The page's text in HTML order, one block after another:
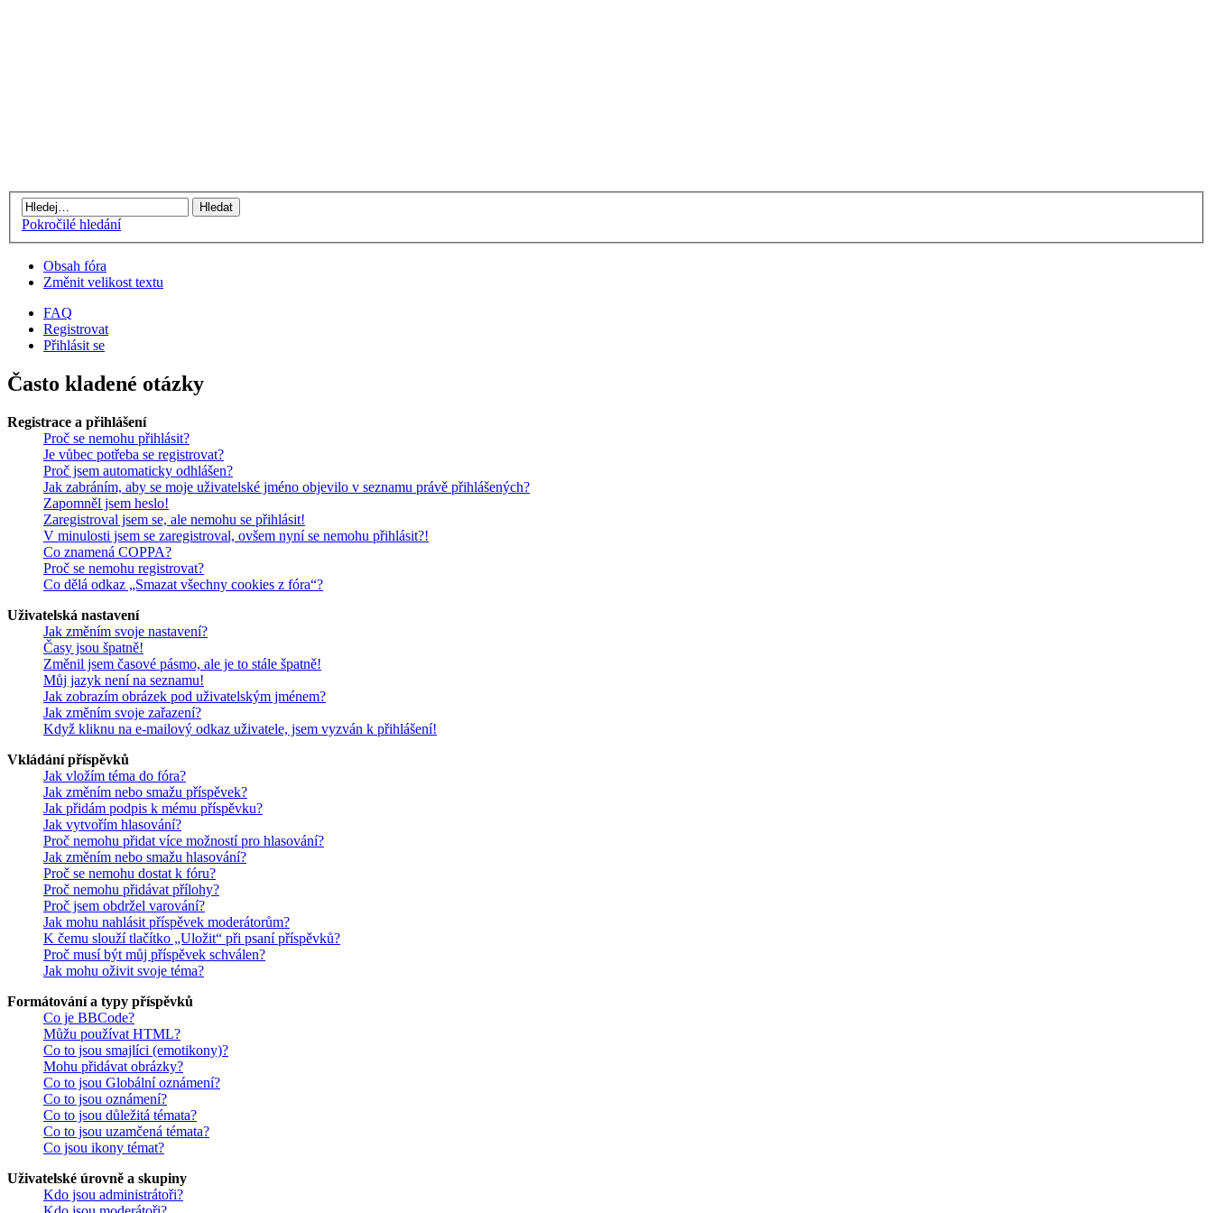
Pokročilé hledání
Obsah fóra
Změnit velikost textu
FAQ
Registrovat
Přihlásit se
Často kladené otázky
Registrace a přihlášení
Proč se nemohu přihlásit?
Je vůbec potřeba se registrovat?
Proč jsem automaticky odhlášen?
Jak zabráním, aby se moje uživatelské jméno objevilo v seznamu právě přihlášených?
Zapomněl jsem heslo!
Zaregistroval jsem se, ale nemohu se přihlásit!
V minulosti jsem se zaregistroval, ovšem nyní se nemohu přihlásit?!
Co znamená COPPA?
Proč se nemohu registrovat?
Co dělá odkaz „Smazat všechny cookies z fóra“?
Uživatelská nastavení
Jak změním svoje nastavení?
Časy jsou špatně!
Změnil jsem časové pásmo, ale je to stále špatně!
Můj jazyk není na seznamu!
Jak zobrazím obrázek pod uživatelským jménem?
Jak změním svoje zařazení?
Když kliknu na e-mailový odkaz uživatele, jsem vyzván k přihlášení!
Vkládání příspěvků
Jak vložím téma do fóra?
Jak změním nebo smažu příspěvek?
Jak přidám podpis k mému příspěvku?
Jak vytvořím hlasování?
Proč nemohu přidat více možností pro hlasování?
Jak změním nebo smažu hlasování?
Proč se nemohu dostat k fóru?
Proč nemohu přidávat přílohy?
Proč jsem obdržel varování?
Jak mohu nahlásit příspěvek moderátorům?
K čemu slouží tlačítko „Uložit“ při psaní příspěvků?
Proč musí být můj příspěvek schválen?
Jak mohu oživit svoje téma?
Formátování a typy příspěvků
Co je BBCode?
Můžu používat HTML?
Co to jsou smajlíci (emotikony)?
Mohu přidávat obrázky?
Co to jsou Globální oznámení?
Co to jsou oznámení?
Co to jsou důležitá témata?
Co to jsou uzamčená témata?
Co jsou ikony témat?
Uživatelské úrovně a skupiny
Kdo jsou administrátoři?